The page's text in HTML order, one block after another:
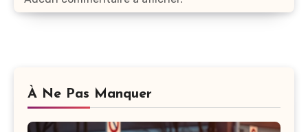
À Ne Pas Manquer